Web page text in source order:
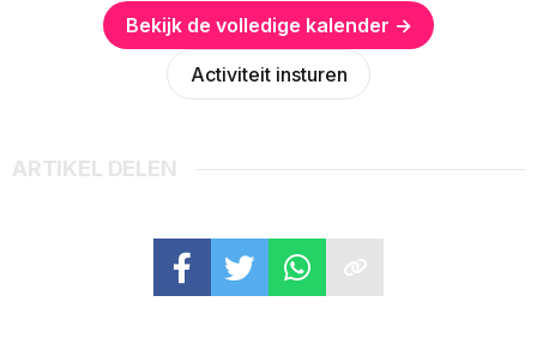
Bekijk de volledige kalender →
Activiteit insturen
ARTIKEL DELEN